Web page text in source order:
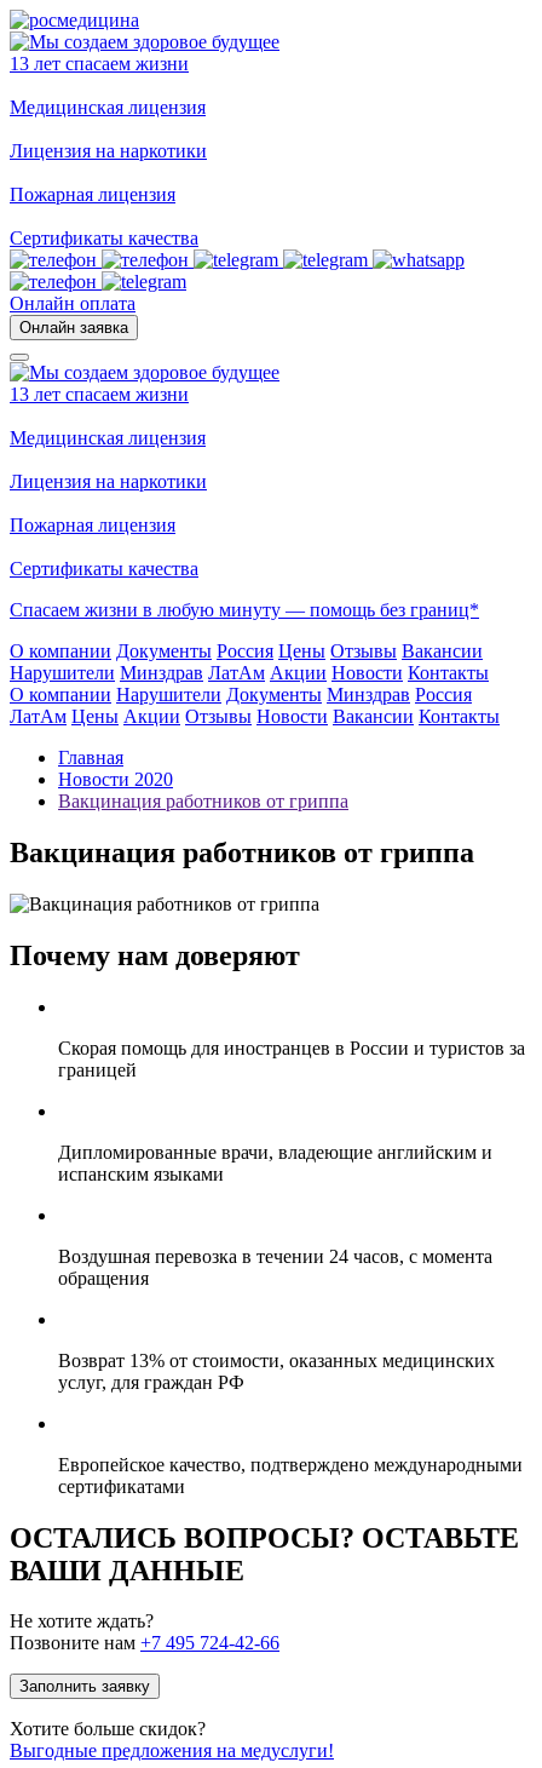
13 лет спасаем жизни
Медицинская лицензия
Лицензия на наркотики
Пожарная лицензия
Сертификаты качества
Онлайн оплата
Онлайн заявка
13 лет спасаем жизни
Медицинская лицензия
Лицензия на наркотики
Пожарная лицензия
Сертификаты качества
Спасаем жизни в любую минуту — помощь без границ*
О компании Документы Россия Цены Отзывы Вакансии
Нарушители Минздрав ЛатАм Акции Новости Контакты
О компании Нарушители Документы Минздрав Россия
ЛатАм Цены Акции Отзывы Новости Вакансии Контакты
Главная
Новости 2020
Вакцинация работников от гриппа
Вакцинация работников от гриппа
Почему нам доверяют
Скорая помощь для иностранцев в России и туристов за
границей
Дипломированные врачи, владеющие английским и
испанским языками
Воздушная перевозка в течении 24 часов, с момента
обращения
Возврат 13% от стоимости, оказанных медицинских
услуг, для граждан РФ
Европейское качество, подтверждено международными
сертификатами
ОСТАЛИСЬ ВОПРОСЫ? ОСТАВЬТЕ
ВАШИ ДАННЫЕ
Не хотите ждать?
Позвоните нам +7 495 724-42-66
Заполнить заявку
Хотите больше скидок?
Выгодные предложения на медуслуги!